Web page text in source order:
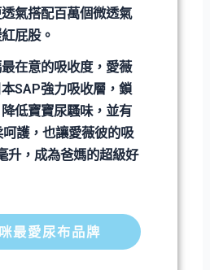
氣搭配百萬個微透氣
屁股。
在意的吸收度，愛薇
SAP強力吸收層，鎖
低寶寶尿騷味，並有
護，也讓愛薇彼的吸
升，成為爸媽的超級好
最愛尿布品牌